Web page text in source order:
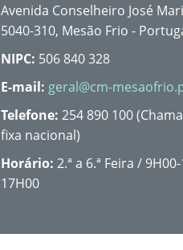
Avenida Conselheiro José
5040-310, Mesão Frio -
NIPC: 506 840 328
E-mail: geral@cm-
Telefone: 254 890 100
fixa nacional)
Horário:2.ª a 6.ª Feira /
17H00